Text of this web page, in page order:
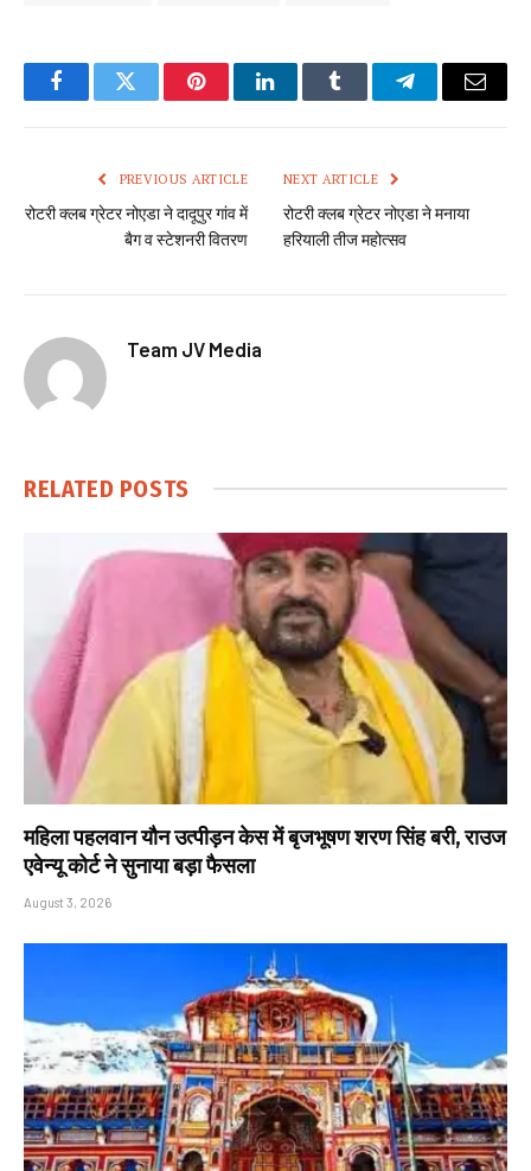
FacebookTwitter PinterestLinkedInTumblr TelegramEmail
PREVIOUS ARTICLE
रोटरी क्लब ग्रेटर नोएडा ने दादूपुर गांव में
बैग व स्टेशनरी वितरण
NEXT ARTICLE
रोटरी क्लब ग्रेटर नोएडा ने मनाया
हरियाली तीज महोत्सव
Team JV Media
RELATED POSTS
महिला पहलवान यौन उत्पीड़न केस में बृजभूषण शरण सिंह बरी, राउज
एवेन्यू कोर्ट ने सुनाया बड़ा फैसला
August 3, 2026